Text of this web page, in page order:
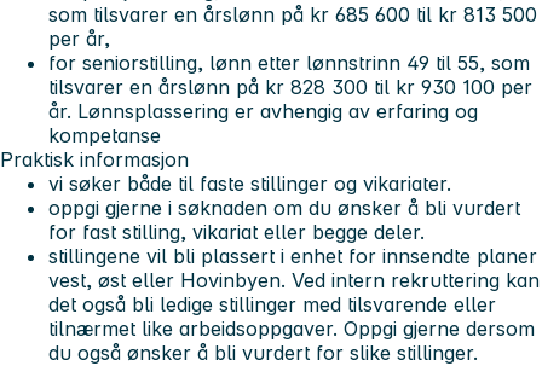
som tilsvarer en årslønn på kr 685 600 til kr 813 500
per år,
for seniorstilling, lønn etter lønnstrinn 49 til 55, som
tilsvarer en årslønn på kr 828 300 til kr 930 100 per
år. Lønnsplassering er avhengig av erfaring og
kompetanse
Praktisk informasjon
vi søker både til faste stillinger og vikariater.
oppgi gjerne i søknaden om du ønsker å bli vurdert
for fast stilling, vikariat eller begge deler.
stillingene vil bli plassert i enhet for innsendte planer
vest, øst eller Hovinbyen. Ved intern rekruttering kan
det også bli ledige stillinger med tilsvarende eller
tilnærmet like arbeidsoppgaver. Oppgi gjerne dersom
du også ønsker å bli vurdert for slike stillinger.